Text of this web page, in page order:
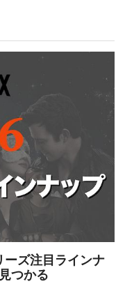
ーズ注目ラインナ
つかる